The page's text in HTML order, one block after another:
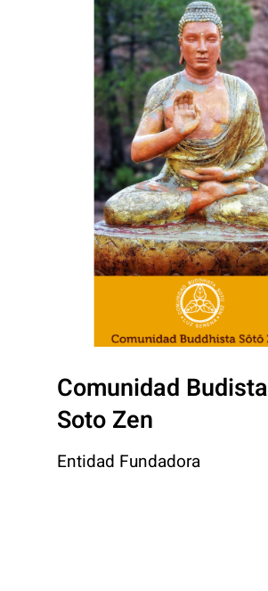
Comunidad Budista
Soto Zen
Entidad Fundadora